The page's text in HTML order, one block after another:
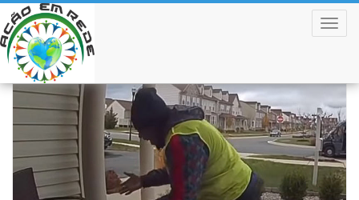
conteúdo